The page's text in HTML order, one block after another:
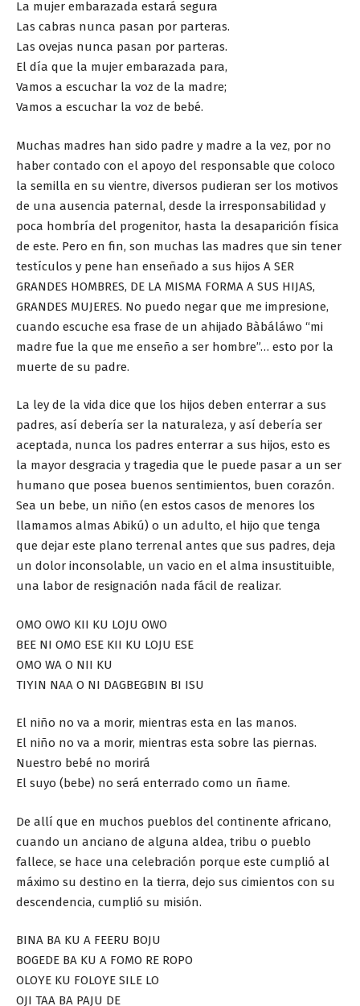
La mujer embarazada estará segura
Las cabras nunca pasan por parteras.
Las ovejas nunca pasan por parteras.
El día que la mujer embarazada para,
Vamos a escuchar la voz de la madre;
Vamos a escuchar la voz de bebé.
Muchas madres han sido padre y madre a la vez, por no
haber contado con el apoyo del responsable que coloco
la semilla en su vientre, diversos pudieran ser los motivos
de una ausencia paternal, desde la irresponsabilidad y
poca hombría del progenitor, hasta la desaparición física
de este. Pero en fin, son muchas las madres que sin tener
testículos y pene han enseñado a sus hijos A SER
GRANDES HOMBRES, DE LA MISMA FORMA A SUS HIJAS,
GRANDES MUJERES. No puedo negar que me impresione,
cuando escuche esa frase de un ahijado Bàbáláwo “mi
madre fue la que me enseño a ser hombre”… esto por la
muerte de su padre.
La ley de la vida dice que los hijos deben enterrar a sus
padres, así debería ser la naturaleza, y así debería ser
aceptada, nunca los padres enterrar a sus hijos, esto es
la mayor desgracia y tragedia que le puede pasar a un ser
humano que posea buenos sentimientos, buen corazón.
Sea un bebe, un niño (en estos casos de menores los
llamamos almas Abikú) o un adulto, el hijo que tenga
que dejar este plano terrenal antes que sus padres, deja
un dolor inconsolable, un vacio en el alma insustituible,
una labor de resignación nada fácil de realizar.
OMO OWO KII KU LOJU OWO
BEE NI OMO ESE KII KU LOJU ESE
OMO WA O NII KU
TIYIN NAA O NI DAGBEGBIN BI ISU
El niño no va a morir, mientras esta en las manos.
El niño no va a morir, mientras esta sobre las piernas.
Nuestro bebé no morirá
El suyo (bebe) no será enterrado como un ñame.
De allí que en muchos pueblos del continente africano,
cuando un anciano de alguna aldea, tribu o pueblo
fallece, se hace una celebración porque este cumplió al
máximo su destino en la tierra, dejo sus cimientos con su
descendencia, cumplió su misión.
BINA BA KU A FEERU BOJU
BOGEDE BA KU A FOMO RE ROPO
OLOYE KU FOLOYE SILE LO
OJI TAA BA PAJU DE